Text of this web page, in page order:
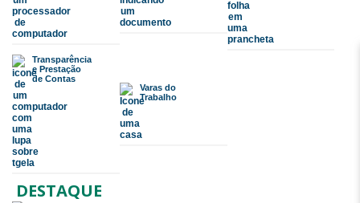
Transparência
e Prestação
de Contas
Varas do
Trabalho
DESTAQUE